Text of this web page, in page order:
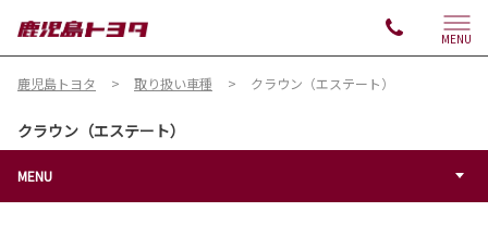
MENU
鹿児島トヨタ 取り扱い車種 クラウン（エステート）
クラウン（エステート）
MENU